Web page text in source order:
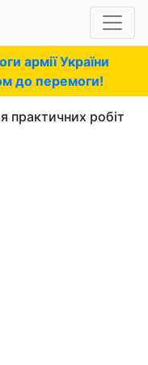
армії України
до перемоги!
практичних робіт